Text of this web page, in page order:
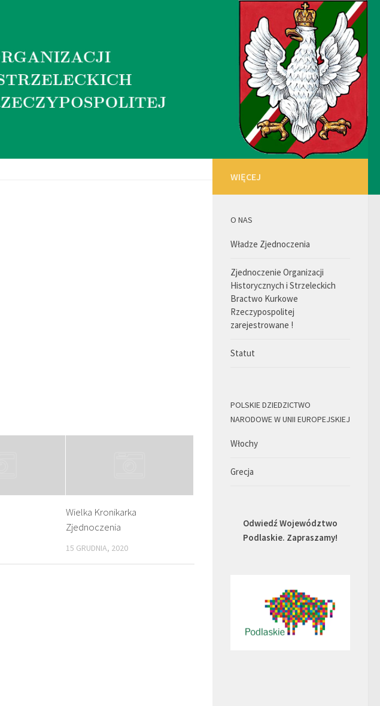
Wielka Kronikarka
Zjednoczenia
15 GRUDNIA, 2020
WIĘCEJ
O NAS
Władze Zjednoczenia
Zjednoczenie Organizacji
Historycznych i Strzeleckich
Bractwo Kurkowe
Rzeczypospolitej
zarejestrowane !
Statut
POLSKIE DZIEDZICTWO
NARODOWE W UNII EUROPEJSKIEJ
Włochy
Grecja
Odwiedź Województwo
Podlaskie. Zapraszamy!